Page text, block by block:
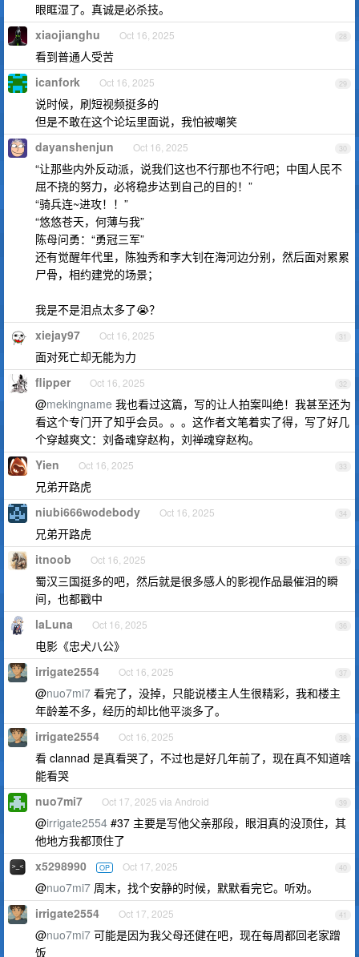
眼眶湿了。真诚是必杀技。
28
xiaojianghu Oct 16, 2025
看到普通人受苦
29
icanfork Oct 16, 2025
说时候，刷短视频挺多的
但是不敢在这个论坛里面说，我怕被嘲笑
30
dayanshenjun Oct 16, 2025
“让那些内外反动派，说我们这也不行那也不行吧；中国人民不
屈不挠的努力，必将稳步达到自己的目的！”
“骑兵连~进攻！！”
“悠悠苍天，何薄与我”
陈母问勇：“勇冠三军”
还有觉醒年代里，陈独秀和李大钊在海河边分别，然后面对累累
尸骨，相约建党的场景；
我是不是泪点太多了😭？
31
xiejay97 Oct 16, 2025
面对死亡却无能为力
32
flipper Oct 16, 2025
@mekingname 我也看过这篇，写的让人拍案叫绝！我甚至还为
看这个专门开了知乎会员。。。这作者文笔着实了得，写了好几
个穿越爽文：刘备魂穿赵构，刘禅魂穿赵构。
33
Yien Oct 16, 2025
兄弟开路虎
34
niubi666wodebody Oct 16, 2025
兄弟开路虎
35
itnoob Oct 16, 2025
蜀汉三国挺多的吧，然后就是很多感人的影视作品最催泪的瞬
间，也都戳中
36
laLuna Oct 16, 2025
电影《忠犬八公》
37
irrigate2554 Oct 16, 2025
@nuo7mi7 看完了，没掉，只能说楼主人生很精彩，我和楼主
年龄差不多，经历的却比他平淡多了。
38
irrigate2554 Oct 16, 2025
看 clannad 是真看哭了，不过也是好几年前了，现在真不知道啥
能看哭
39
nuo7mi7 Oct 17, 2025 via Android
@irrigate2554 #37 主要是写他父亲那段，眼泪真的没顶住，其
他地方我都顶住了
40
x5298990 OP Oct 17, 2025
@nuo7mi7 周末，找个安静的时候，默默看完它。听劝。
41
irrigate2554 Oct 17, 2025
@nuo7mi7 可能是因为我父母还健在吧，现在每周都回老家蹭
饭